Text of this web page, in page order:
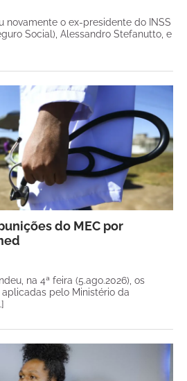
novamente o ex-presidente do INSS
Social), Alessandro Stefanutto, e
do MEC por
na 4ª feira (5.ago.2026), os
pelo Ministério da